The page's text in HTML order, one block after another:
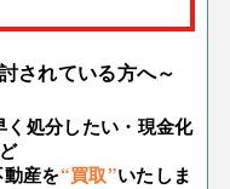
されている方へ～
く処分したい・現金化
産を“買取”いたしま